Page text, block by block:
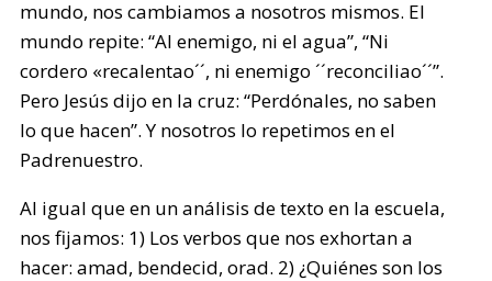
mundo, nos cambiamos a nosotros mismos. El
mundo repite: “Al enemigo, ni el agua”, “Ni
cordero «recalentao´´, ni enemigo ´´reconciliao´´”.
Pero Jesús dijo en la cruz: “Perdónales, no saben
lo que hacen”. Y nosotros lo repetimos en el
Padrenuestro.
Al igual que en un análisis de texto en la escuela,
nos fijamos: 1) Los verbos que nos exhortan a
hacer: amad, bendecid, orad. 2) ¿Quiénes son los